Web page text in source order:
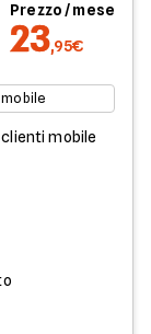
Prezzo / mese
23,95€
mobile
mobile